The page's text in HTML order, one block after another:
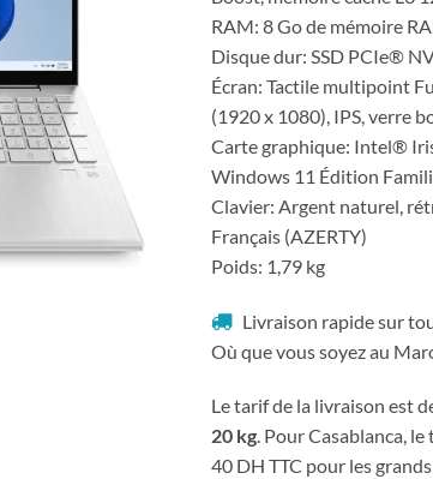
RAM: 8 Go de mémoire
Disque dur: SSD PCIe®
Écran: Tactile multipoint
(1920 x 1080), IPS, verre
Carte graphique: Intel®
Windows 11 Édition
Clavier: Argent naturel,
Français (AZERTY)
Poids: 1,79 kg
Livraison rapide sur
Où que vous soyez au
Le tarif de la livraison est
20 kg. Pour Casablanca,
40 DH TTC pour les